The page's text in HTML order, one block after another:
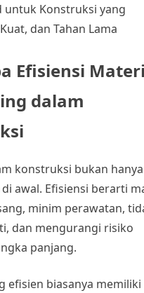
untuk Konstruksi yang
dan Tahan Lama
Efisiensi
dalam
konstruksi bukan
awal. Efisiensi berarti
minim perawatan,
dan mengurangi risiko
panjang.
efisien biasanya memiliki